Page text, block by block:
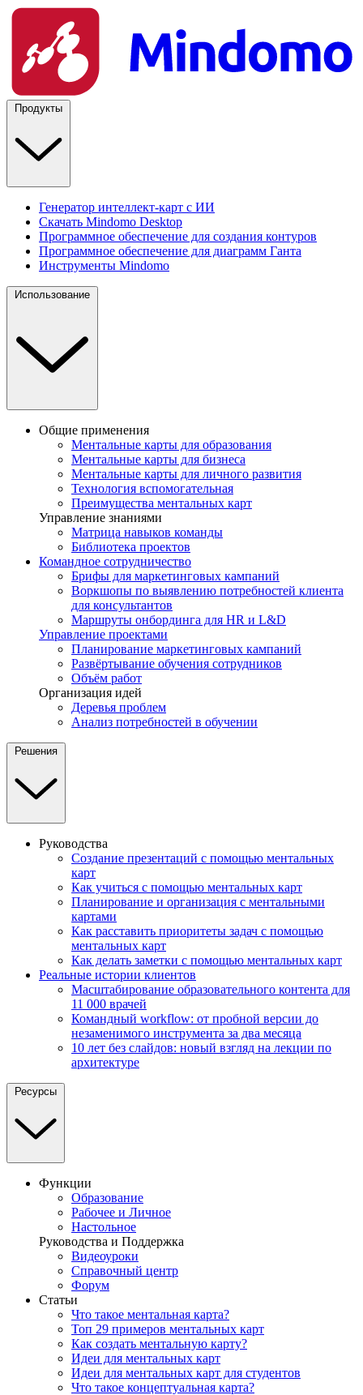
Продукты
Генератор интеллект-карт с ИИ
Скачать Mindomo Desktop
Программное обеспечение для создания контуров
Программное обеспечение для диаграмм Ганта
Инструменты Mindomo
Использование
Общие применения
Ментальные карты для образования
Ментальные карты для бизнеса
Ментальные карты для личного развития
Технология вспомогательная
Преимущества ментальных карт
Управление знаниями
Матрица навыков команды
Библиотека проектов
Командное сотрудничество
Брифы для маркетинговых кампаний
Воркшопы по выявлению потребностей клиента
для консультантов
Маршруты онбординга для HR и L&D
Управление проектами
Планирование маркетинговых кампаний
Развёртывание обучения сотрудников
Объём работ
Организация идей
Деревья проблем
Анализ потребностей в обучении
Решения
Руководства
Создание презентаций с помощью ментальных
карт
Как учиться с помощью ментальных карт
Планирование и организация с ментальными
картами
Как расставить приоритеты задач с помощью
ментальных карт
Как делать заметки с помощью ментальных карт
Реальные истории клиентов
Масштабирование образовательного контента для
11 000 врачей
Командный workflow: от пробной версии до
незаменимого инструмента за два месяца
10 лет без слайдов: новый взгляд на лекции по
архитектуре
Ресурсы
Функции
Образование
Рабочее и Личное
Настольное
Руководства и Поддержка
Видеоуроки
Справочный центр
Форум
Статьи
Что такое ментальная карта?
Топ 29 примеров ментальных карт
Как создать ментальную карту?
Идеи для ментальных карт
Идеи для ментальных карт для студентов
Что такое концептуальная карта?